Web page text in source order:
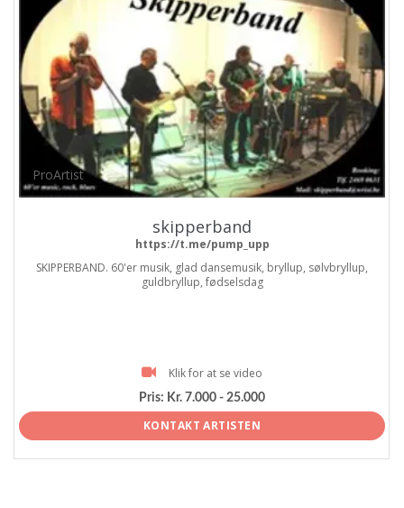
ProArtist
skipperband
https://t.me/pump_upp
SKIPPERBAND. 60'er musik, glad dansemusik, bryllup, sølvbryllup,
guldbryllup, fødselsdag
Klik for at se video
Pris: Kr. 7.000 - 25.000
KONTAKT ARTISTEN